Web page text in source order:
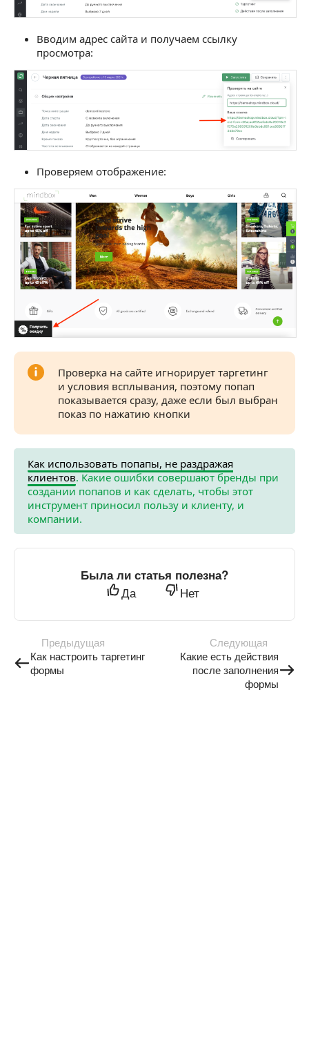
Вводим адрес сайта и получаем ссылку
просмотра:
Проверяем отображение:
Проверка на сайте игнорирует таргетинг
и условия всплывания, поэтому попап
показывается сразу, даже если был выбран
показ по нажатию кнопки
Как использовать попапы, не раздражая
клиентов. Какие ошибки совершают бренды при
создании попапов и как сделать, чтобы этот
инструмент приносил пользу и клиенту, и
компании.
Была ли статья полезна?
Да Нет
Предыдущая
Как настроить таргетинг
формы
Следующая
Какие есть действия
после заполнения
формы